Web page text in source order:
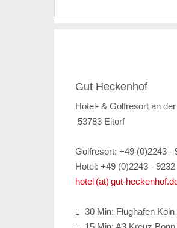
Gut Heckenhof
Hotel- & Golfresort an
53783 Eitorf
Golfresort: +49 (0)2243 -
Hotel: +49 (0)2243 -
hotel (at) gut-
 30 Min: Flughafen Köln